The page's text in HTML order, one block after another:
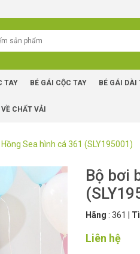
TAY BÉ GÁI CỘC TAY BÉ GÁI DÀI
CHẤT VẢI
Sea hình cá 361 (SLY195001)
Bộ bơi
Hãng : 361
Liên hệ